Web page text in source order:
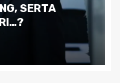
Alam dan